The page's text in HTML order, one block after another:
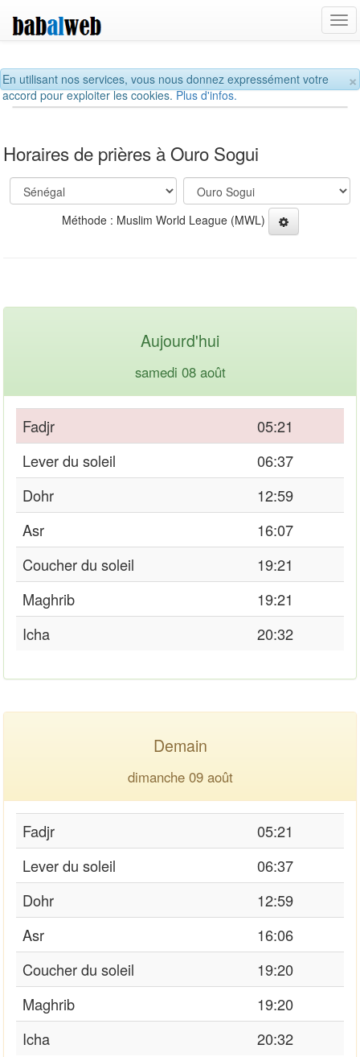
×
En utilisant nos services, vous nous donnez expressément votre
accord pour exploiter les cookies.Plus d'infos.
Horaires de prières à Ouro Sogui
Méthode : Muslim World League (MWL)
Aujourd'hui
samedi 08 août
Fadjr
05:21
Lever du soleil
06:37
Dohr
12:59
Asr
16:07
Coucher du soleil
19:21
Maghrib
19:21
Icha
20:32
Demain
dimanche 09 août
Fadjr
05:21
Lever du soleil
06:37
Dohr
12:59
Asr
16:06
Coucher du soleil
19:20
Maghrib
19:20
Icha
20:32